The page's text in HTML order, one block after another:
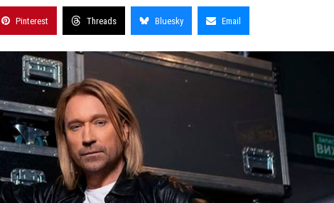
Pinterest Threads Bluesky Email